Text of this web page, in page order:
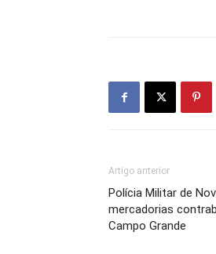
Artigo anterior
Polícia Militar de
mercadorias
Campo Grande